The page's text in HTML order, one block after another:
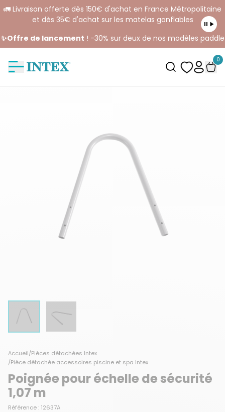
🚛 Livraison offerte dès 150€ d'achat en France Métropolitaine
et dès 35€ d'achat sur les matelas gonflables
✨Offre de lancement ! -30% sur deux de nos modèles paddle
0
Accueil/Pièces détachées Intex
/Pièce détachée accessoires piscine et spa Intex
Poignée pour échelle de sécurité
1,07 m
Référence : 12637A